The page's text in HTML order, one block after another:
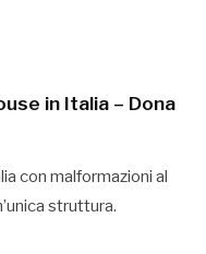
in Italia – Dona
con malformazioni al
struttura.